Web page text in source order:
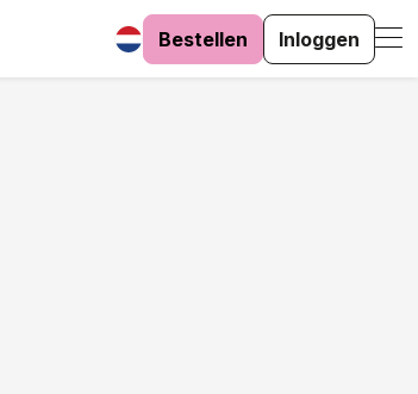
Bestellen Inloggen